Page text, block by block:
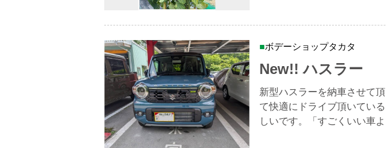
ボデーショップタカタ
New!! ハスラー
新型ハスラーを納車させて
て快適にドライブ頂いてい
しいです。「すごくいい車